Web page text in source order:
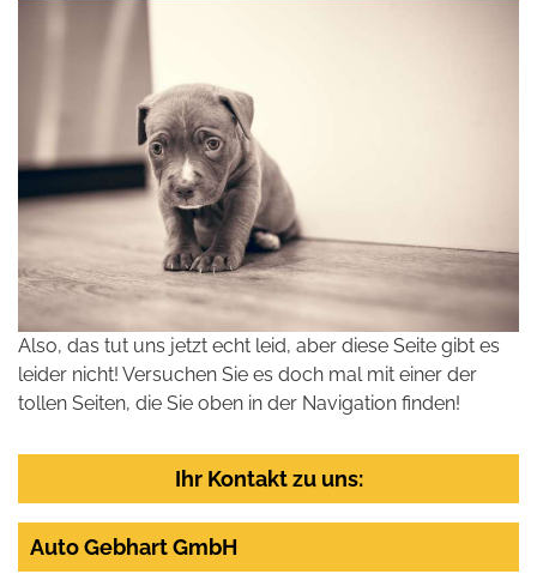
Also, das tut uns jetzt echt leid, aber diese Seite gibt es
leider nicht! Versuchen Sie es doch mal mit einer der
tollen Seiten, die Sie oben in der Navigation finden!
Ihr Kontakt zu uns:
Auto Gebhart GmbH